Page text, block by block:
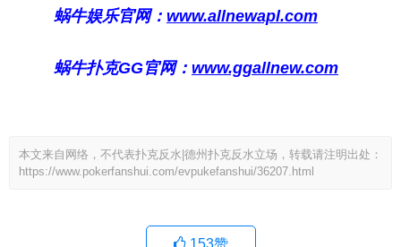
蜗牛娱乐官网： www.allnewapl.com
蜗牛扑克GG官网： www.ggallnew.com
本文来自网络，不代表扑克反水|德州扑克反水立场，转载请注明出处：
https://www.pokerfanshui.com/evpukefanshui/36207.html